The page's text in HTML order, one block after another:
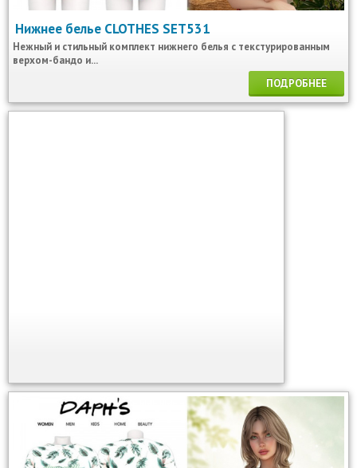
Нижнее белье CLOTHES SET531
Нежный и стильный комплект нижнего белья с текстурированным
верхом-бандо и...
ПОДРОБНЕЕ